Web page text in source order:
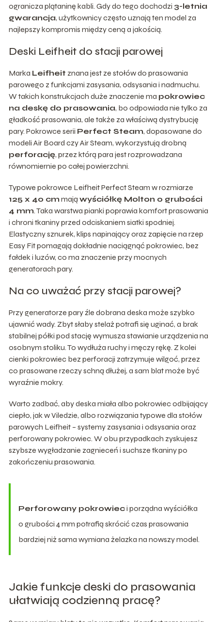
ogranicza plątaninę kabli. Gdy do tego dochodzi 3-letnia
gwarancja, użytkownicy często uznają ten model za
najlepszy kompromis między ceną a jakością.
Deski Leifheit do stacji parowej
Marka Leifheit znana jest ze stołów do prasowania
parowego z funkcjami zasysania, odsysania i nadmuchu.
W takich konstrukcjach duże znaczenie ma pokrowiec
na deskę do prasowania, bo odpowiada nie tylko za
gładkość prasowania, ale także za właściwą dystrybucję
pary. Pokrowce serii Perfect Steam, dopasowane do
modeli Air Board czy Air Steam, wykorzystują drobną
perforację, przez którą para jest rozprowadzana
równomiernie po całej powierzchni.
Typowe pokrowce Leifheit Perfect Steam w rozmiarze
125 x 40 cm mają wyściółkę Molton o grubości
4 mm. Taka warstwa pianki poprawia komfort prasowania
i chroni tkaniny przed odciskaniem siatki spodniej.
Elastyczny sznurek, klips napinający oraz zapięcie na rzep
Easy Fit pomagają dokładnie naciągnąć pokrowiec, bez
fałdek i luzów, co ma znaczenie przy mocnych
generatorach pary.
Na co uważać przy stacji parowej?
Przy generatorze pary źle dobrana deska może szybko
ujawnić wady. Zbyt słaby stelaż potrafi się uginać, a brak
stabilnej półki pod stację wymusza stawianie urządzenia na
osobnym stoliku. To wydłuża ruchy i męczy rękę. Z kolei
cienki pokrowiec bez perforacji zatrzymuje wilgoć, przez
co prasowane rzeczy schną dłużej, a sam blat może być
wyraźnie mokry.
Warto zadbać, aby deska miała albo pokrowiec odbijający
ciepło, jak w Viledzie, albo rozwiązania typowe dla stołów
parowych Leifheit – systemy zasysania i odsysania oraz
perforowany pokrowiec. W obu przypadkach zyskujesz
szybsze wygładzanie zagnieceń i suchsze tkaniny po
zakończeniu prasowania.
Perforowany pokrowieci porządna wyściółka
o grubości 4 mm potrafią skrócić czas prasowania
bardziej niż sama wymiana żelazka na nowszy model.
Jakie funkcje deski do prasowania
ułatwiają codzienną pracę?